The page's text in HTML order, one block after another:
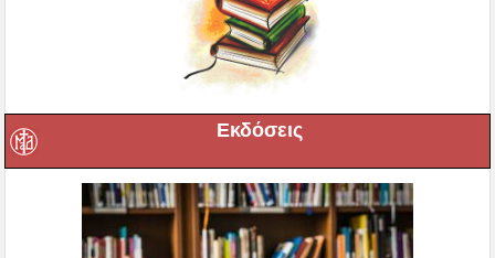
Εκδόσεις